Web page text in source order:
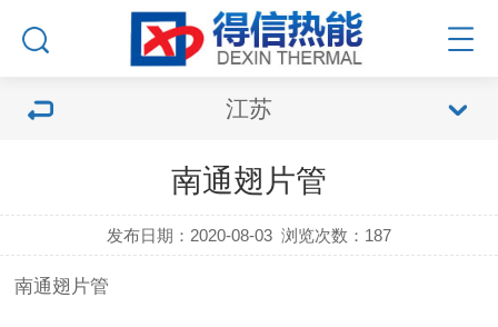
江苏
南通翅片管
发布日期：2020-08-03 浏览次数： 187
南通翅片管